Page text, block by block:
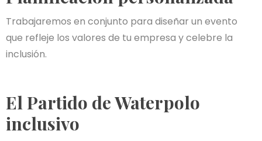
Trabajaremos en conjunto para diseñar un evento
que refleje los valores de tu empresa y celebre la
inclusión.
El Partido de Waterpolo
inclusivo